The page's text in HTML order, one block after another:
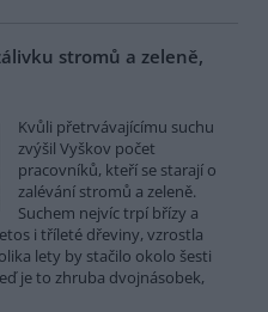
stromů a zeleně,
Kvůli přetrvávajícímu suchu
zvýšil Vyškov počet
pracovníků, kteří se starají o
zalévání stromů a zeleně.
Suchem nejvíc trpí břízy a
i tříleté dřeviny, vzrostla
lety by stačilo okolo šesti
je to zhruba dvojnásobek,